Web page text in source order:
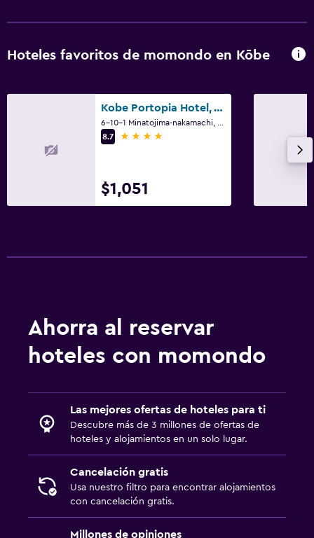
Hoteles favoritos de momondo en Kōbe
Kobe Portopia Hotel, WorldHotels Elite
8.7
4 estrellas
$1,051
Ahorra al reservar
hoteles con momondo
Las mejores ofertas de hoteles para ti
Descubre más de 3 millones de ofertas de
hoteles y alojamientos en un solo lugar.
Cancelación gratis
Usa nuestro filtro para encontrar alojamientos
con cancelación gratis.
Millones de opiniones